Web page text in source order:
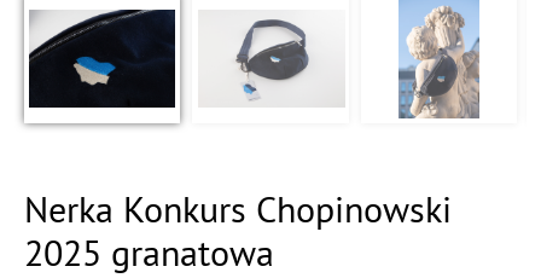
Nerka Konkurs Chopinowski
2025 granatowa